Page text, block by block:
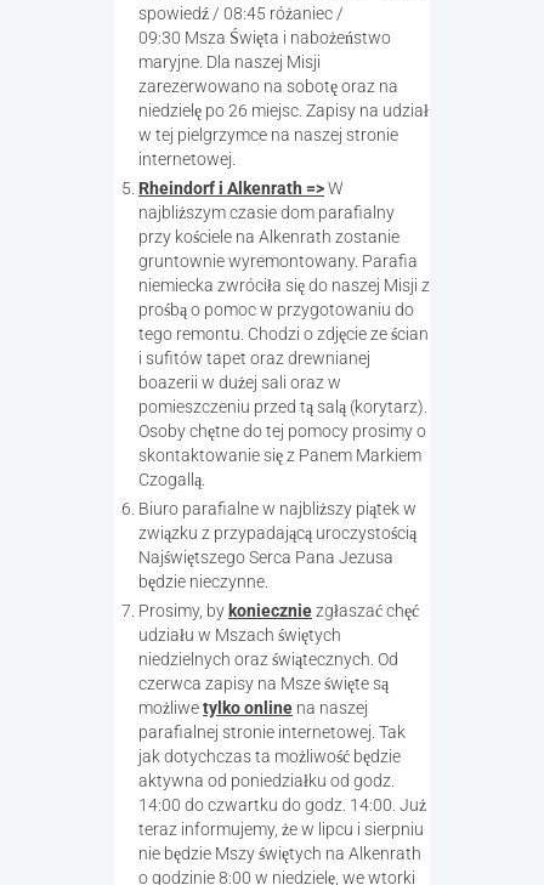
spowiedź / 08:45 różaniec /
09:30 Msza Święta i nabożeństwo
maryjne. Dla naszej Misji
zarezerwowano na sobotę oraz na
niedzielę po 26 miejsc. Zapisy na udział
w tej pielgrzymce na naszej stronie
internetowej.
Rheindorf i Alkenrath =>W
najbliższym czasie dom parafialny
przy kościele na Alkenrath zostanie
gruntownie wyremontowany. Parafia
niemiecka zwróciła się do naszej Misji z
prośbą o pomoc w przygotowaniu do
tego remontu. Chodzi o zdjęcie ze ścian
i sufitów tapet oraz drewnianej
boazerii w dużej sali oraz w
pomieszczeniu przed tą salą (korytarz).
Osoby chętne do tej pomocy prosimy o
skontaktowanie się z Panem Markiem
Czogallą.
Biuro parafialne w najbliższy piątek w
związku z przypadającą uroczystością
Najświętszego Serca Pana Jezusa
będzie nieczynne.
Prosimy, by konieczniezgłaszać chęć
udziału w Mszach świętych
niedzielnych oraz świątecznych. Od
czerwca zapisy na Msze święte są
możliwetylko online na naszej
parafialnej stronie internetowej. Tak
jak dotychczas ta możliwość będzie
aktywna od poniedziałku od godz.
14:00 do czwartku do godz. 14:00. Już
teraz informujemy, że w lipcu i sierpniu
nie będzie Mszy świętych na Alkenrath
o godzinie 8:00 w niedzielę, we wtorki